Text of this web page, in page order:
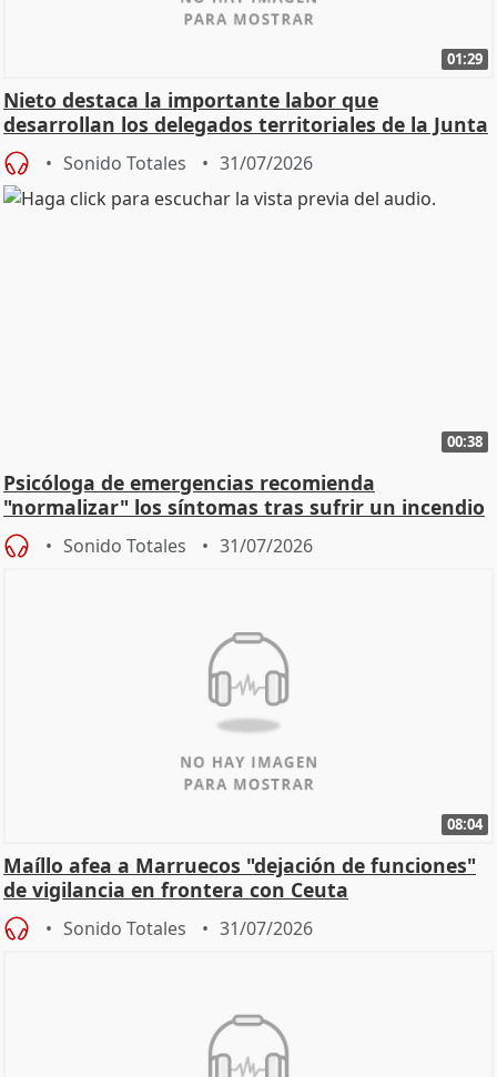
01:29
Nieto destaca la importante labor que
desarrollan los delegados territoriales de la Junta
Sonido Totales 31/07/2026
00:38
Psicóloga de emergencias recomienda
"normalizar" los síntomas tras sufrir un incendio
Sonido Totales 31/07/2026
08:04
Maíllo afea a Marruecos "dejación de funciones"
de vigilancia en frontera con Ceuta
Sonido Totales 31/07/2026